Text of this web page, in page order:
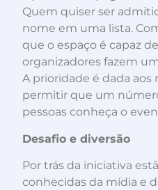
Quem quiser ser
nome em uma lista.
que o espaço é capaz
organizadores fazem
A prioridade é dada aos
permitir que um
pessoas conheça o
Desafio e diversão
Por trás da iniciativa
conhecidas da mídia e